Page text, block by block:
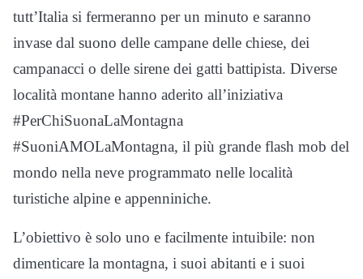
tutt’Italia si fermeranno per un minuto e saranno
invase dal suono delle campane delle chiese, dei
campanacci o delle sirene dei gatti battipista. Diverse
località montane hanno aderito all’iniziativa
#PerChiSuonaLaMontagna
#SuoniAMOLaMontagna, il più grande flash mob del
mondo nella neve programmato nelle località
turistiche alpine e appenniniche.
L’obiettivo è solo uno e facilmente intuibile: non
dimenticare la montagna, i suoi abitanti e i suoi